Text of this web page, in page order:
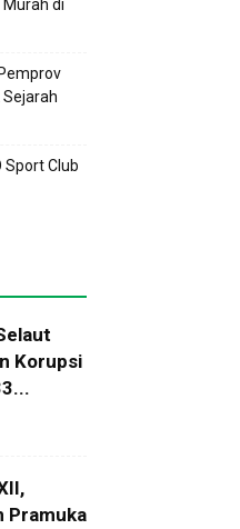
Murah di
Sejarah
Sport Club
Korupsi
Pramuka